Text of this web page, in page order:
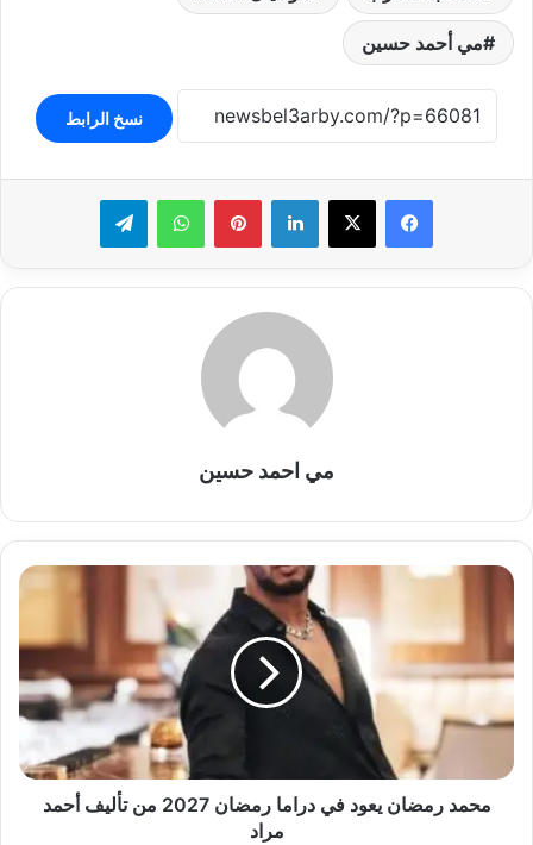
مي أحمد حسين
نسخ الرابط
لينكدإن بينتيريستواتساب تيلقرام
مي احمد حسين
محمد
يعود
في
دراما
2027
تأليف
أحمد
محمد رمضان يعود في دراما رمضان 2027 من تأليف أحمد
مراد